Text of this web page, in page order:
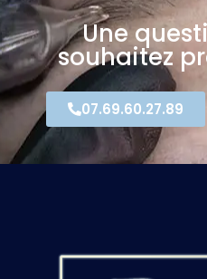
Une
souhaitez
07.69.60.27.89